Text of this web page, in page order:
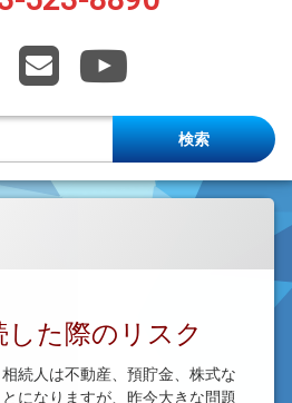
メールアドレス
YouTube
検索:
した際のリスク
続人は不動産、預貯金、株式な
になりますが、昨今大きな問題